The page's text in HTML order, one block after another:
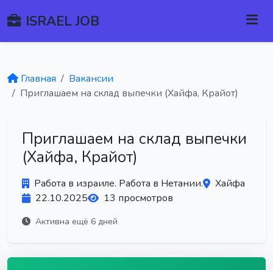
ISRAEL JOB
Главная
Вакансии
Приглашаем на склад выпечки (Хайфа, Крайот)
Приглашаем на склад выпечки
(Хайфа, Крайот)
Работа в израиле. Работа в Нетании.
Хайфа
22.10.2025
13 просмотров
Активна ещё 6 дней